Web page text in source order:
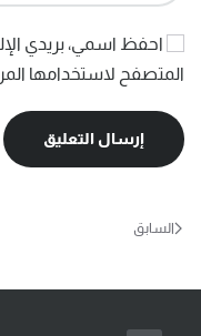
احفظ اسمي، بريدي
المتصفح لاستخدامها
إرسال التعليق
السابق